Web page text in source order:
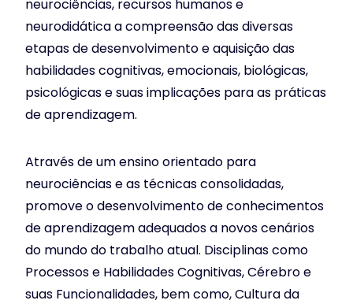
neurociências, recursos humanos e
neurodidática a compreensão das diversas
etapas de desenvolvimento e aquisição das
habilidades cognitivas, emocionais, biológicas,
psicológicas e suas implicações para as práticas
de aprendizagem.
Através de um ensino orientado para
neurociências e as técnicas consolidadas,
promove o desenvolvimento de conhecimentos
de aprendizagem adequados a novos cenários
do mundo do trabalho atual. Disciplinas como
Processos e Habilidades Cognitivas, Cérebro e
suas Funcionalidades, bem como, Cultura da